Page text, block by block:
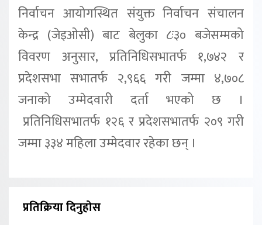
निर्वाचन आयोगस्थित संयुक्त निर्वाचन संचालन
केन्द्र (जेइओसी) बाट बेलुका ८ः३० बजेसम्मको
विवरण अनुसार, प्रतिनिधिसभातर्फ १,७४२ र
प्रदेशसभा सभातर्फ २,९६६ गरी जम्मा ४,७०८
जनाको उम्मेदवारी दर्ता भएको छ ।
प्रतिनिधिसभातर्फ १२६ र प्रदेशसभातर्फ २०९ गरी
जम्मा ३३४ महिला उम्मेदवार रहेका छन् ।
प्रतिक्रिया दिनुहोस